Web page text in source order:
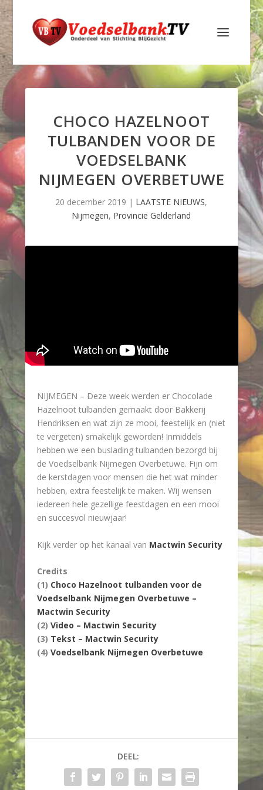
CHOCO HAZELNOOT
TULBANDEN VOOR DE
VOEDSELBANK
NIJMEGEN OVERBETUWE
20 december 2019 | LAATSTE NIEUWS,
Nijmegen, Provincie Gelderland
NIJMEGEN – Deze week werden er Chocolade
Hazelnoot tulbanden gemaakt door Bakkerij
Hendriksen en wat zijn ze mooi, feestelijk en (niet
te vergeten) smakelijk geworden! Inmiddels
hebben we een buslading tulbanden bezorgd bij
de Voedselbank Nijmegen Overbetuwe. Fijn om
de kerstdagen voor mensen die het wat minder
hebben, extra feestelijk te maken. Wij wensen
iedereen hele gezellige feestdagen en een mooi
en succesvol nieuwjaar!
Kijk verder op het kanaal van Mactwin Security
Credits
(1) Choco Hazelnoot tulbanden voor de
Voedselbank Nijmegen Overbetuwe –
Mactwin Security
(2) Video – Mactwin Security
(3) Tekst – Mactwin Security
(4) Voedselbank Nijmegen Overbetuwe
DEEL: